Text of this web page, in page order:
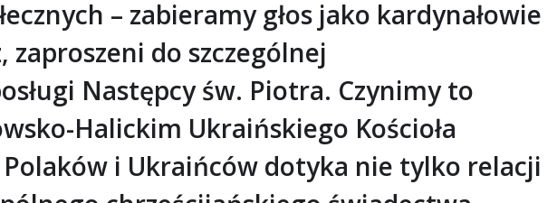
– zabieramy głos jako kardynałowie
zaproszeni do szczególnej
Następcy św. Piotra. Czynimy to
Halickim Ukraińskiego Kościoła
i Ukraińców dotyka nie tylko relacji